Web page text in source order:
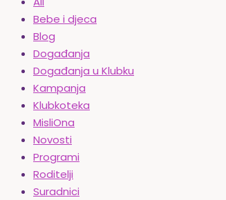
Bebe i djeca
Blog
Događanja
Događanja u Klubku
Kampanja
Klubkoteka
MisliOna
Novosti
Programi
Roditelji
Suradnici